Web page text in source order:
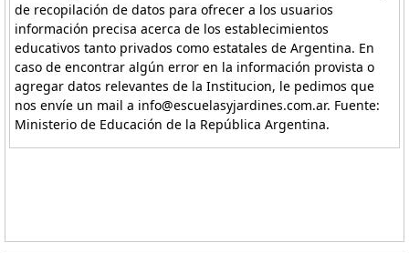
de recopilación de datos para ofrecer a los usuarios
información precisa acerca de los establecimientos
educativos tanto privados como estatales de Argentina. En
caso de encontrar algún error en la información provista o
agregar datos relevantes de la Institucion, le pedimos que
nos envíe un mail a info@escuelasyjardines.com.ar. Fuente:
Ministerio de Educación de la República Argentina.